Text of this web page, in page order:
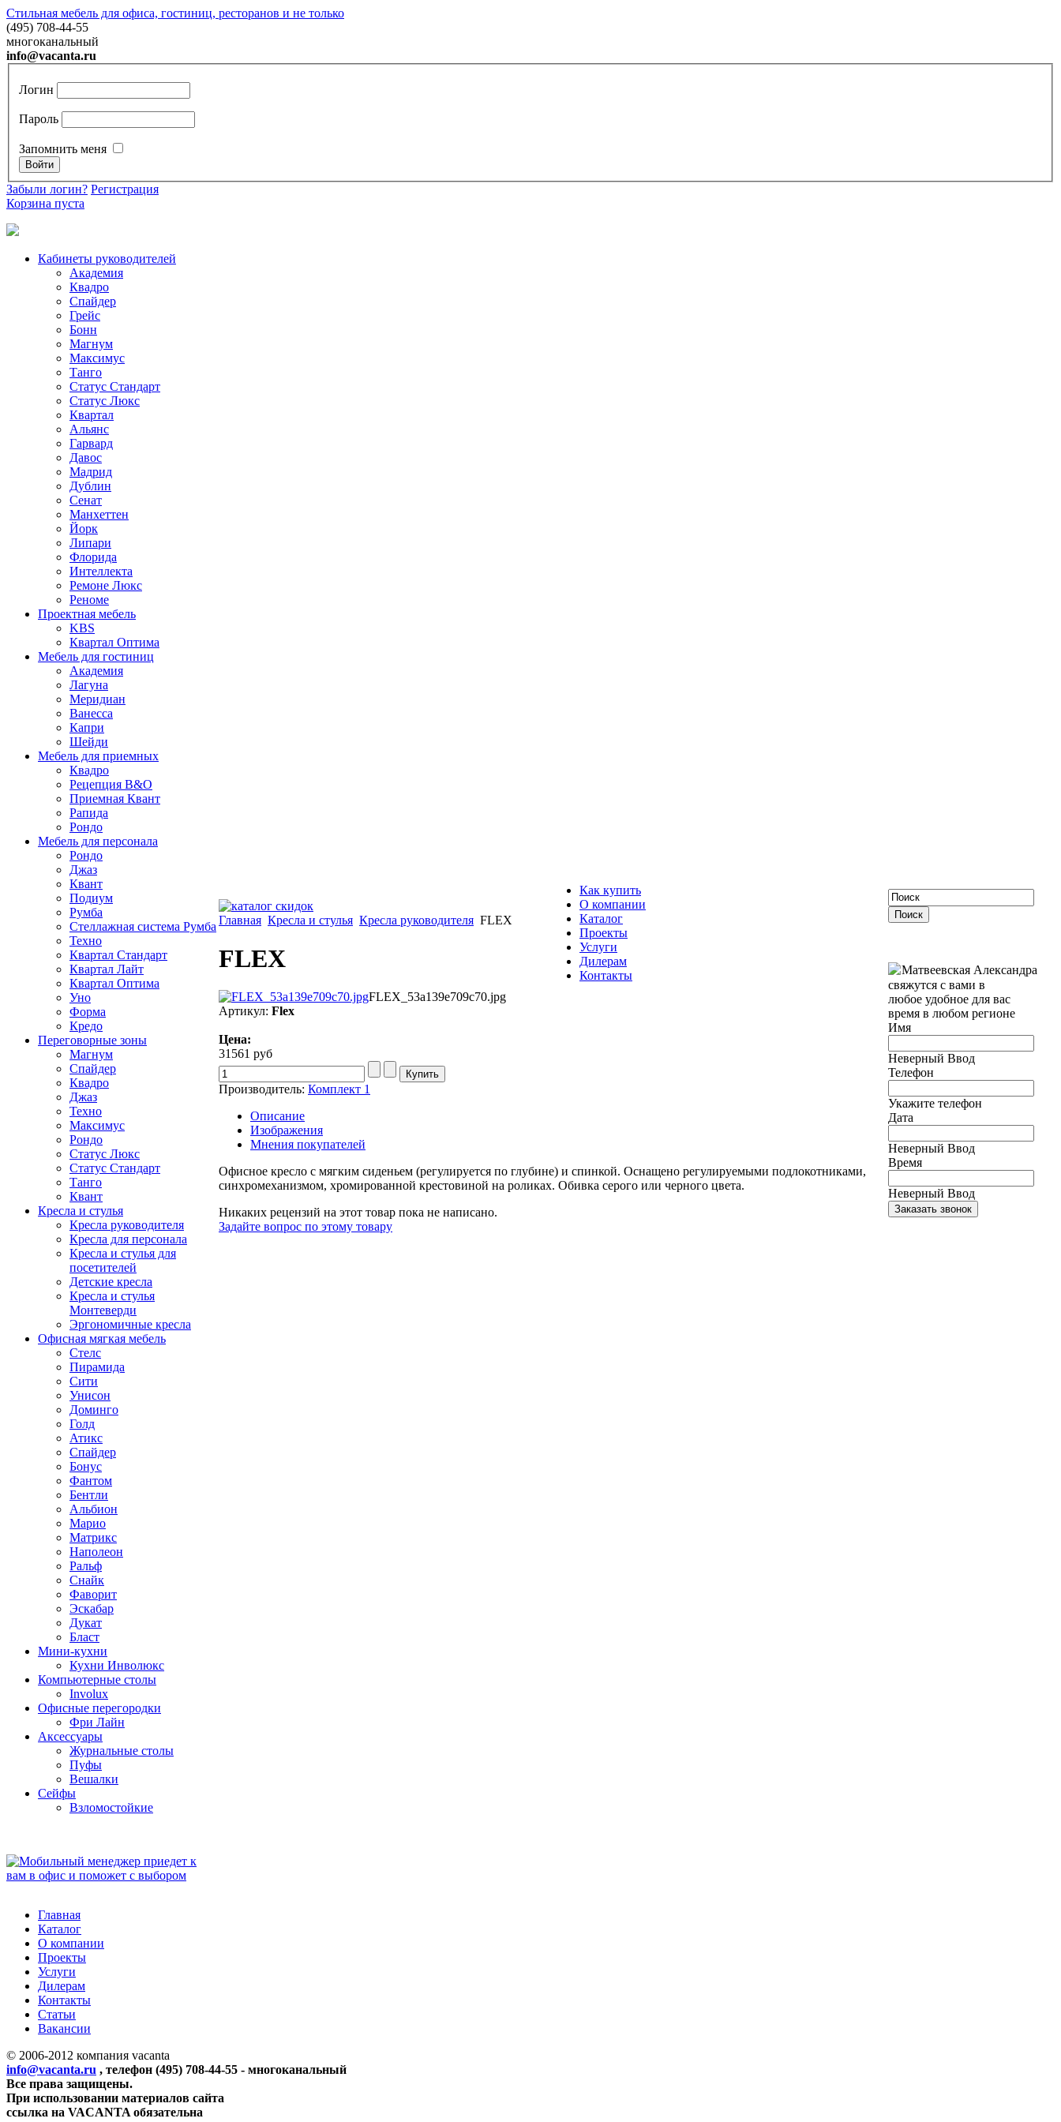
Стильная мебель для офиса, гостиниц, ресторанов и не только
(495) 708-44-55
многоканальный
info@vacanta.ru
Логин
Пароль
Запомнить меня
Забыли логин? Регистрация
Корзина пуста
Кабинеты руководителей
Академия
Квадро
Спайдер
Грейc
Бонн
Магнум
Максимус
Танго
Статус Стандарт
Статус Люкс
Квартал
Альянс
Гарвард
Давос
Мадрид
Дублин
Сенат
Манхеттен
Йорк
Липари
Флорида
Интеллекта
Ремоне Люкс
Реноме
Проектная мебель
KBS
Квартал Оптима
Мебель для гостиниц
Академия
Лагуна
Меридиан
Ванесса
Капри
Шейди
Мебель для приемных
Квадро
Рецепция B&O
Приемная Квант
Рапида
Рондо
Мебель для персонала
Рондo
Джаз
Квант
Подиум
Румба
Стеллажная система Румба
Техно
Квартал Стандарт
Квартал Лайт
Квартал Оптима
Уно
Форма
Кредо
Переговорные зоны
Магнум
Спайдер
Квадро
Джаз
Техно
Максимус
Рондо
Статус Люкс
Статус Стандарт
Танго
Квант
Кресла и стулья
Кресла руководителя
Кресла для персонала
Кресла и стулья для
посетителей
Детские кресла
Кресла и стулья
Монтеверди
Эргономичные кресла
Офисная мягкая мебель
Стелс
Пирамида
Сити
Унисон
Доминго
Голд
Атикс
Спайдер
Бонус
Фантом
Бентли
Альбион
Марио
Матрикс
Наполеон
Ральф
Снайк
Фаворит
Эскабар
Дукат
Бласт
Мини-кухни
Кухни Инволюкс
Компьютерные столы
Involux
Офисные перегородки
Фри Лайн
Аксессуары
Журнальные столы
Пуфы
Bешалки
Сейфы
Взломостойкие
Как купить
О компании
Каталог
Проекты
Услуги
Дилерам
Контакты
Главная Кресла и стулья Кресла руководителя FLEX
FLEX
FLEX_53a139e709c70.jpg
Артикул: Flex
Цена:
31561 руб
Производитель: Комплект 1
Описание
Изображения
Мнения покупателей
Офисное кресло с мягким сиденьем (регулируется по глубине) и спинкой. Оснащено регулируемыми подлокотниками,
синхромеханизмом, хромированной крестовиной на роликах. Обивка серого или черного цвета.
Никаких рецензий на этот товар пока не написано.
Задайте вопрос по этому товару
Матвеевская Александра
свяжутся с вами в
любое удобное для вас
время в любом регионе
Имя
Неверный Ввод
Телефон
Укажите телефон
Дата
Неверный Ввод
Время
Неверный Ввод
Главная
Каталог
О компании
Проекты
Услуги
Дилерам
Контакты
Статьи
Вакансии
© 2006-2012 компания vacanta
info@vacanta.ru , телефон (495) 708-44-55 - многоканальный
Все права защищены.
При использовании материалов сайта
ссылка на VACANTA обязательна